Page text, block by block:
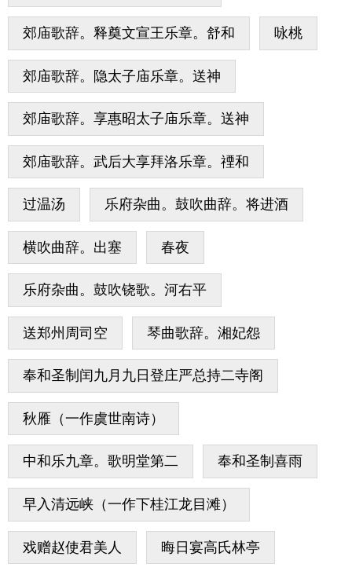
郊庙歌辞。释奠文宣王乐章。舒和 咏桃
郊庙歌辞。隐太子庙乐章。送神
郊庙歌辞。享惠昭太子庙乐章。送神
郊庙歌辞。武后大享拜洛乐章。禋和
过温汤 乐府杂曲。鼓吹曲辞。将进酒
横吹曲辞。出塞 春夜
乐府杂曲。鼓吹铙歌。河右平
送郑州周司空 琴曲歌辞。湘妃怨
奉和圣制闰九月九日登庄严总持二寺阁
秋雁（一作虞世南诗）
中和乐九章。歌明堂第二 奉和圣制喜雨
早入清远峡（一作下桂江龙目滩）
戏赠赵使君美人 晦日宴高氏林亭